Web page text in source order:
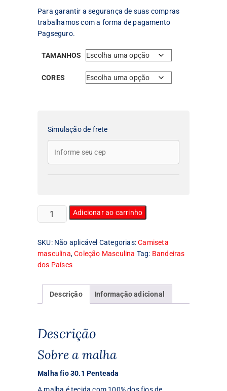
Para garantir a segurança de suas compras
trabalhamos com a forma de pagamento
Pagseguro.
TAMANHOS
CORES
Simulação de frete
Camiseta
Masculina
da
Itália
quantidade
Adicionar ao carrinho
SKU: Não aplicável Categorias:Camiseta
masculina,Coleção Masculina Tag: Bandeiras
dos Países
Descrição Informação adicional
Descrição
Sobre a malha
Malha fio 30.1 Penteada
A malha é tecida com 100% dos fios de